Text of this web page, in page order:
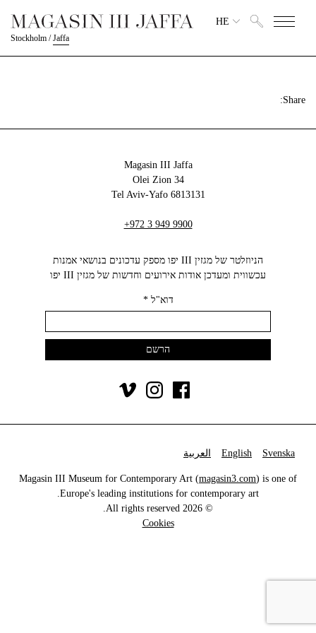
Stockholm /Jaffa
HE
Share:
Magasin III Jaffa
34 Olei Zion
6813131 Tel Aviv-Yafo
+972 3 949 9900
הניוזלטר של מגזין III יפו מספק עדכונים בנושאי אמנות
עכשווית ומעדכן אודות אירועים וחדשות של מגזין III יפו‬
דוא"ל*
Svenska
English العربية
Magasin III Museum for Contemporary Art (magasin3.com) is one of
Europe's leading institutions for contemporary art.
© 2026 All rights reserved.
Cookies